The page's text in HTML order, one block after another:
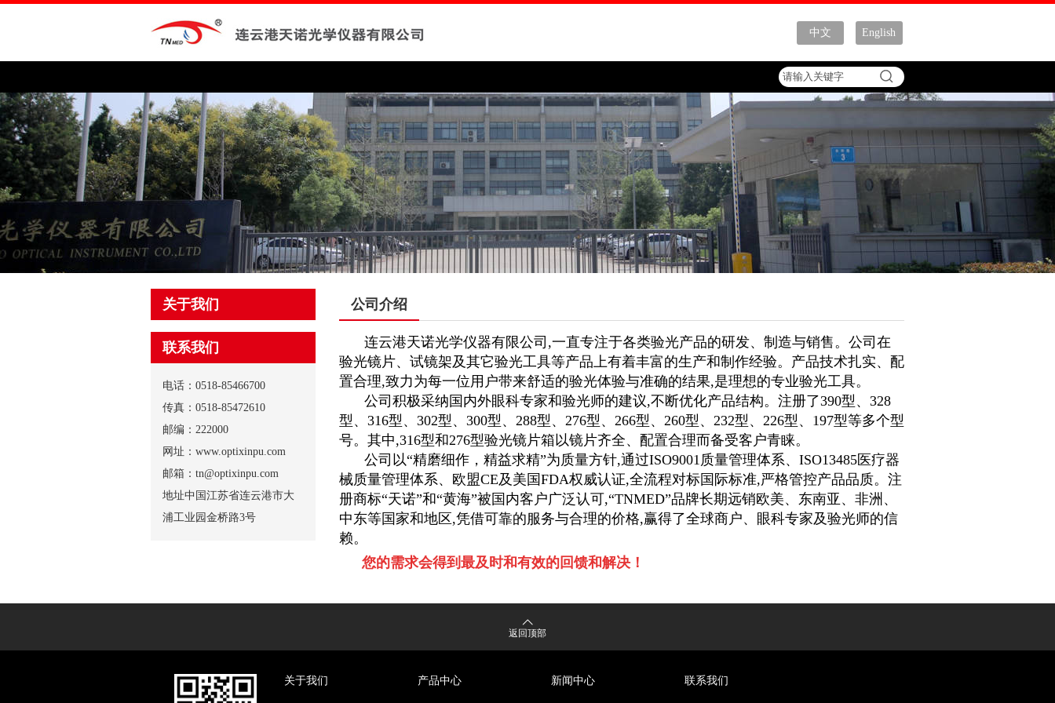
中文 English
关于我们
联系我们
电话：0518-85466700
传真：0518-85472610
邮编：222000
网址：www.optixinpu.com
邮箱：tn@optixinpu.com
地址中国江苏省连云港市大
浦工业园金桥路3号
公司介绍
连云港天诺光学仪器有限公司 ,一直专注于各类验光产品的研发、制造与销售。公司在
验光镜片、试镜架及其它验光工具等产品上有着丰富的生产和制作经验。产品技术扎实、配
置合理,致力为每一位用户带来舒适的验光体验与准确的结果,是理想的专业验光工具。
公司积极采纳国内外眼科专家和验光师的建议,不断优化产品结构。注册了390型、 328
型、 316型、 302型、 300型、 288型、 276型、 266型、 260型、 232型、 226型、 197型等多个型
号。其中,316型和276型验光镜片箱以镜片齐全、配置合理而备受客户青睐。
公司以“精磨细作，精益求精”为质量方针,通过ISO9001质量管理体系、 ISO13485医疗器
械质量管理体系、欧盟CE及美国FDA权威认证,全流程对标国际标准,严格管控产品品质。注
册商标“天诺”和“黄海”被国内客户广泛认可,“TNMED”品牌长期远销欧美、东南亚、非洲、
中东等国家和地区 ,凭借可靠的服务与合理的价格,赢得了全球商户、眼科专家及验光师的信
赖。
您的需求会得到最及时和有效的回馈和解决！
返回顶部
关于我们 产品中心 新闻中心 联系我们